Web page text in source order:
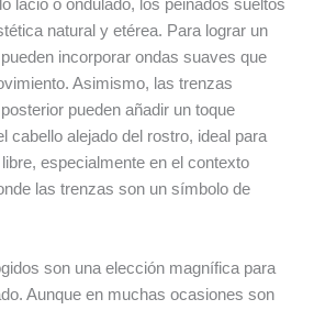
lacio o ondulado, los peinados sueltos
natural y etérea. Para lograr un
incorporar ondas suaves que
Asimismo, las trenzas
pueden añadir un toque
cabello alejado del rostro, ideal para
especialmente en el contexto
las trenzas son un símbolo de
son una elección magnífica para
Aunque en muchas ocasiones son